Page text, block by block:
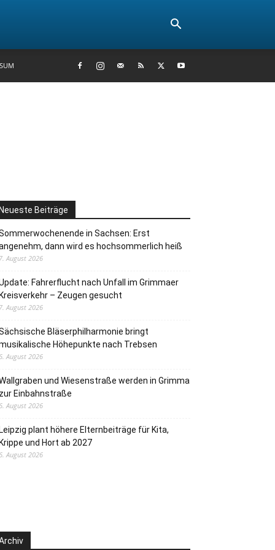
Beiträge
in Sachsen: Erst
dann wird es hochsommerlich heiß
August 2026
Fahrerflucht nach Unfall im Grimmaer
– Zeugen gesucht
August 2026
Bläserphilharmonie bringt
Höhepunkte nach Trebsen
August 2026
und Wiesenstraße werden in Grimma
Einbahnstraße
August 2026
plant höhere Elternbeiträge für Kita,
und Hort ab 2027
August 2026